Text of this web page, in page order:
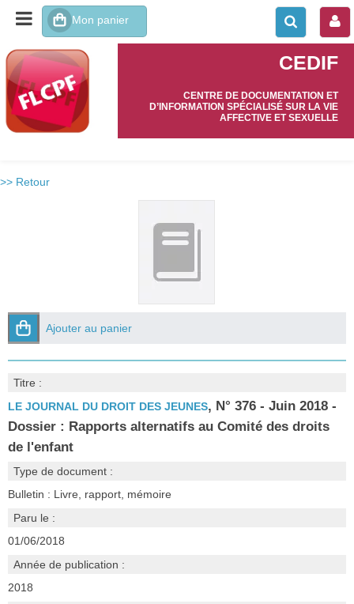
CEDIF
CENTRE DE DOCUMENTATION ET
D’INFORMATION SPÉCIALISÉ SUR LA VIE
AFFECTIVE ET SEXUELLE
>> Retour
Ajouter au panier
Titre :
LE JOURNAL DU DROIT DES JEUNES, N° 376 - Juin 2018 -
Dossier : Rapports alternatifs au Comité des droits
de l'enfant
Type de document :
Bulletin : Livre, rapport, mémoire
Paru le :
01/06/2018
Année de publication :
2018